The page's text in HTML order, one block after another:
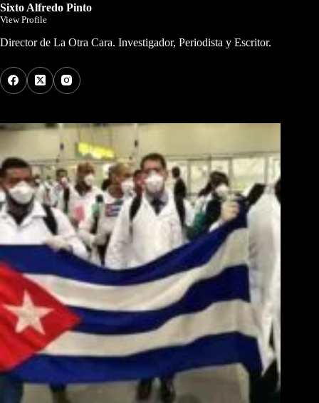
Sixto Alfredo Pinto
View Profile
Director de La Otra Cara. Investigador, Periodista y Escritor.